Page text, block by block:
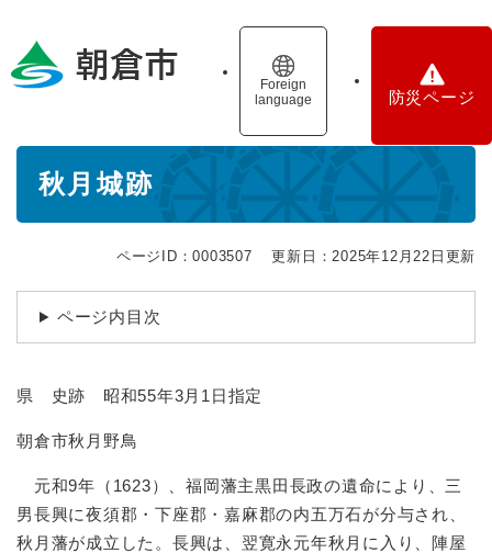
の
Foreign
language
防災ページ
秋月城跡
ページID：0003507 更新日：2025年12月22日更新
ページ内目次
県 史跡 昭和55年3月1日指定
朝倉市秋月野鳥
元和9年（1623）、福岡藩主黒田長政の遺命により、三
男長興に夜須郡・下座郡・嘉麻郡の内五万石が分与され、
秋月藩が成立した。長興は、翌寛永元年秋月に入り、陣屋